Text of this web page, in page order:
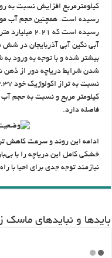
رسیده است
بیشتر شده و با توجه به ورود
شدن شرایط دریاچه دور از ذهن
فاصله دارد.
ادامه این روند و سرعت کاهش
خشکی کامل این دریاچه را با
نیازمند توجه جدی برای احیا با
باید‌ها و نبایدهای ماسک